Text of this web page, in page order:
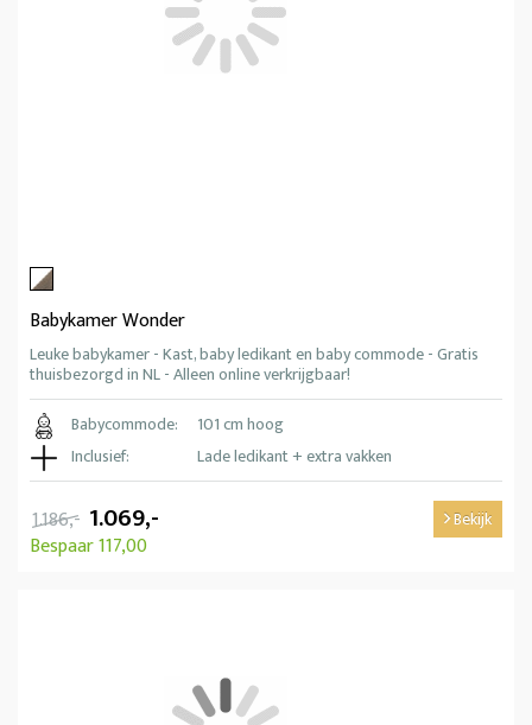
Babykamer Wonder
Leuke babykamer - Kast, baby ledikant en baby commode - Gratis
thuisbezorgd in NL - Alleen online verkrijgbaar!
Babycommode:
101 cm hoog
Inclusief:
Lade ledikant + extra vakken
1.186,- 1.069,-
Bespaar 117,00
Bekijk